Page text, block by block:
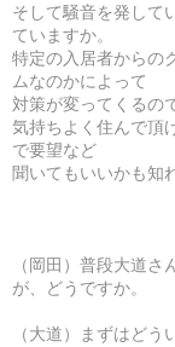
そして騒音を発して
ていますか。
特定の入居者からの
ムなのかによって
対策が変ってくるの
気持ちよく住んで頂
で要望など
聞いてもいいかも知
（岡田）普段大道
が、どうですか。
（大道）まずはどう